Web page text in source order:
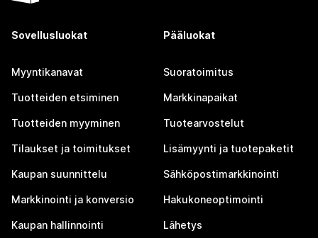
Sovellusluokat
Myyntikanavat
Tuotteiden etsiminen
Tuotteiden myyminen
Tilaukset ja toimitukset
Kaupan suunnittelu
Markkinointi ja konversio
Kaupan hallinnointi
Pääluokat
Suoratoimitus
Markkinapaikat
Tuotearvostelut
Lisämyynti ja tuotepaketit
Sähköpostimarkkinointi
Hakukoneoptimointi
Lähetys